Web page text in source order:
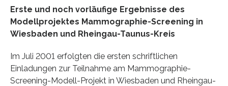
Erste und noch vorläufige Ergebnisse des
Modellprojektes Mammographie-Screening in
Wiesbaden und Rheingau-Taunus-Kreis
Im Juli 2001 erfolgten die ersten schriftlichen
Einladungen zur Teilnahme am Mammographie-
Screening-Modell-Projekt in Wiesbaden und Rheingau-